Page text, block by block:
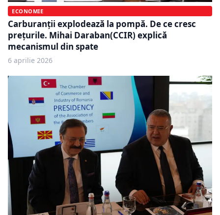
ECONOMIE
Carburanții explodează la pompă. De ce cresc
prețurile. Mihai Daraban(CCIR) explică
mecanismul din spate
6 aprilie 2026